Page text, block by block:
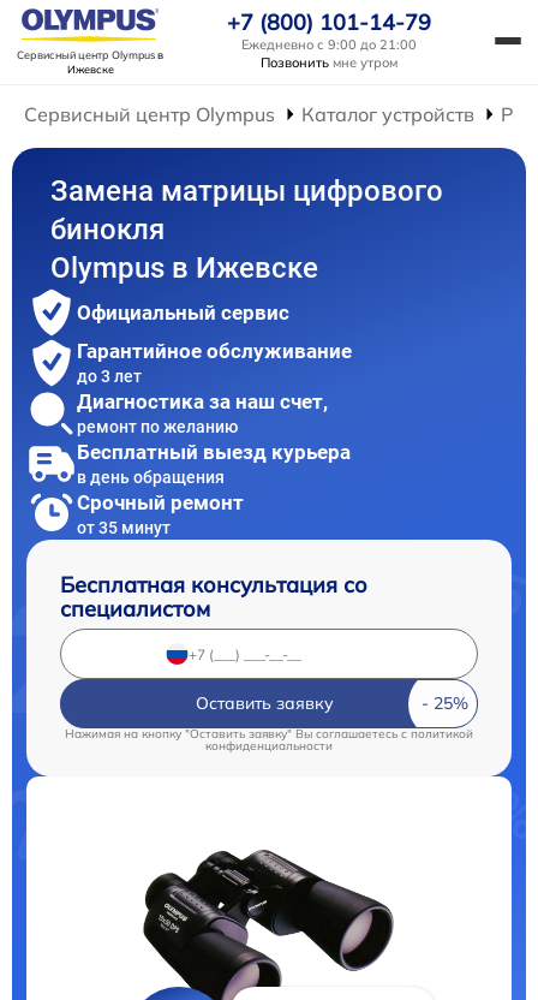
Сервисный центр Olympusв
Ижевске
+7 (800) 101-14-79
Ежедневно с 9:00 до 21:00
Позвонить мне утром
Сервисный центр Olympus Каталог устройств
Замена матрицы цифрового
бинокля
Olympus в Ижевске
Официальный сервис
Гарантийное обслуживание
до 3 лет
Диагностика за наш счет,
ремонт по желанию
Бесплатный выезд курьера
в день обращения
Срочный ремонт
от 35 минут
Бесплатная консультация со
специалистом
Оставить заявку
Нажимая на кнопку "Оставить заявку" Вы соглашаетесь c политикой
конфиденциальности